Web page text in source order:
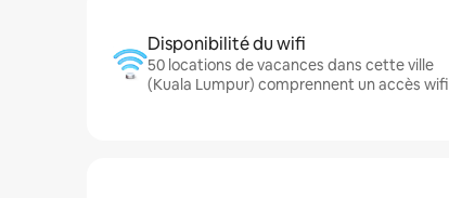
Disponibilité du wifi
50 locations de vacances dans cette ville
(Kuala Lumpur) comprennent un accès wifi